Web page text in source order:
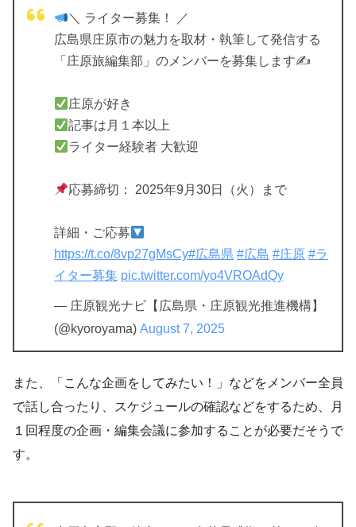
＼ ライター募集！ ／
広島県庄原市の魅力を取材・執筆して発信する
「庄原旅編集部」のメンバーを募集します✍️
庄原が好き
記事は月１本以上
ライター経験者 大歓迎
応募締切： 2025年9月30日（火）まで
詳細・ご応募
https://t.co/8vp27gMsCy#広島県 #広島 #庄原 #ラ
イター募集 pic.twitter.com/yo4VROAdQy
— 庄原観光ナビ【広島県・庄原観光推進機構】
(@kyoroyama) August 7, 2025
また、「こんな企画をしてみたい！」などをメンバー全員
で話し合ったり、スケジュールの確認などをするため、月
１回程度の企画・編集会議に参加することが必要だそうで
す。